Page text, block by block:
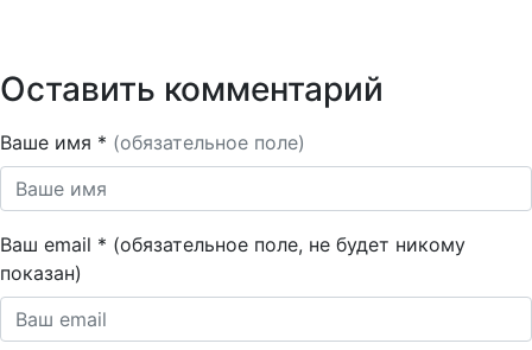
Оставить комментарий
Ваше имя * (обязательное поле)
Ваш email * (обязательное поле, не будет никому
показан)